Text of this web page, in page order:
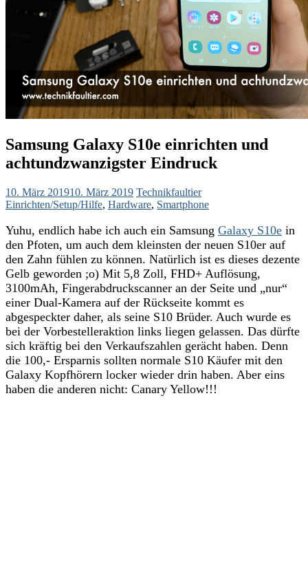
Samsung Galaxy S10e einrichten und
achtundzwanzigster Eindruck
10. März 201910. März 2019 Technikfaultier
Einrichten/Setup/Hilfe, Hardware, Smartphone
Yuhu, endlich habe ich auch ein Samsung Galaxy S10e in
den Pfoten, um auch dem kleinsten der neuen S10er auf
den Zahn fühlen zu können. Natürlich ist es dieses dezente
Gelb geworden ;o) Mit 5,8 Zoll, FHD+ Auflösung,
3100mAh, Fingerabdruckscanner an der Seite und „nur“
einer Dual-Kamera auf der Rückseite kommt es
abgespeckter daher, als seine S10 Brüder. Auch wurde es
bei der Vorbestelleraktion links liegen gelassen. Das dürfte
sich kräftig bei den Verkaufszahlen gerächt haben. Denn
die 100,- Ersparnis sollten normale S10 Käufer mit den
Galaxy Kopfhörern locker wieder drin haben. Aber eins
haben die anderen nicht: Canary Yellow!!!